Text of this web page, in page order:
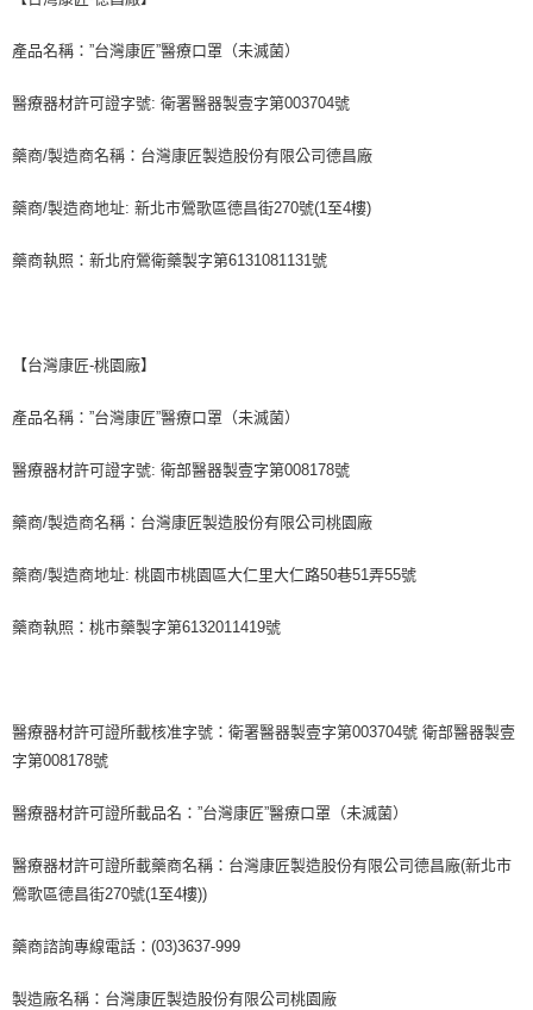
產品名稱：”台灣康匠”醫療口罩（未滅菌）
醫療器材許可證字號: 衛署醫器製壹字第003704號
藥商/製造商名稱：台灣康匠製造股份有限公司德昌廠
藥商/製造商地址: 新北市鶯歌區德昌街270號(1至4樓)
藥商執照：新北府鶯衛藥製字第6131081131號
【台灣康匠-桃園廠】
產品名稱：”台灣康匠”醫療口罩（未滅菌）
醫療器材許可證字號: 衛部醫器製壹字第008178號
藥商/製造商名稱：台灣康匠製造股份有限公司桃園廠
藥商/製造商地址: 桃園市桃園區大仁里大仁路50巷51弄55號
藥商執照：桃市藥製字第6132011419號
醫療器材許可證所載核准字號：衛署醫器製壹字第003704號 衛部醫器製壹
字第008178號
醫療器材許可證所載品名：”台灣康匠”醫療口罩（未滅菌）
醫療器材許可證所載藥商名稱：台灣康匠製造股份有限公司德昌廠(新北市
鶯歌區德昌街270號(1至4樓))
藥商諮詢專線電話：(03)3637-999
製造廠名稱：台灣康匠製造股份有限公司桃園廠